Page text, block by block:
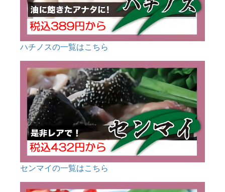
ハチノスの一覧はこちら
センマイの一覧はこちら